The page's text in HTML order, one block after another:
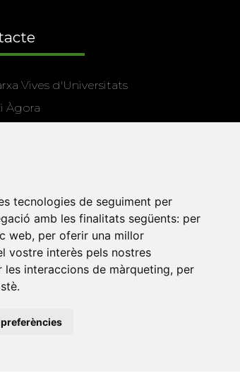
tecnologies de seguiment per
amb les finalitats següents: per
web, per oferir una millor
vostre interès pels nostres
interaccions de màrqueting, per
.
Vives d'Universitats
Àgora
buc@vives.org
964 72 89 93
el suport